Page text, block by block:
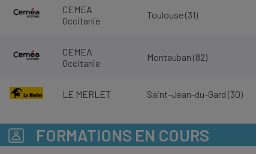
CEMEA
Occitanie
Toulouse (31)
CEMEA
Occitanie
Montauban (82)
LE MERLET Saint-Jean-du-Gard (30)
FORMATIONS EN COURS